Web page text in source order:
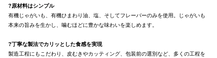
?原材料はシンプル
有機じゃがいも、有機ひまわり油、塩、そしてフレーバーのみを使用。じゃがいも
本来の旨みを生かし、噛むほどに豊かな味わいを楽しめます。
?丁寧な製法でカリッとした食感を実現
製造工程にもこだわり、皮むきやカッティング、包装前の選別など、多くの工程を